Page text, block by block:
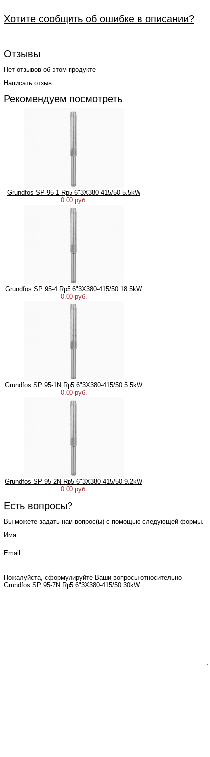
Хотите сообщить об ошибке в описании?
Отзывы
Нет отзывов об этом продукте
Написать отзыв
Рекомендуем посмотреть
Grundfos SP 95-1 Rp5 6"3X380-415/50 5.5kW
0.00 руб.
Grundfos SP 95-4 Rp5 6"3X380-415/50 18.5kW
0.00 руб.
Grundfos SP 95-1N Rp5 6"3X380-415/50 5.5kW
0.00 руб.
Grundfos SP 95-2N Rp5 6"3X380-415/50 9.2kW
0.00 руб.
Есть вопросы?
Вы можете задать нам вопрос(ы) с помощью следующей формы.
Имя:
Email
Пожалуйста, сформулируйте Ваши вопросы относительно
Grundfos SP 95-7N Rp5 6"3X380-415/50 30kW: